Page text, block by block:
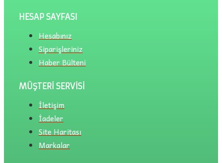
HESAP SAYFASI
Hesabınız
Siparişleriniz
Haber Bülteni
MÜŞTERI SERVISI
İletişim
İadeler
Site Haritası
Markalar